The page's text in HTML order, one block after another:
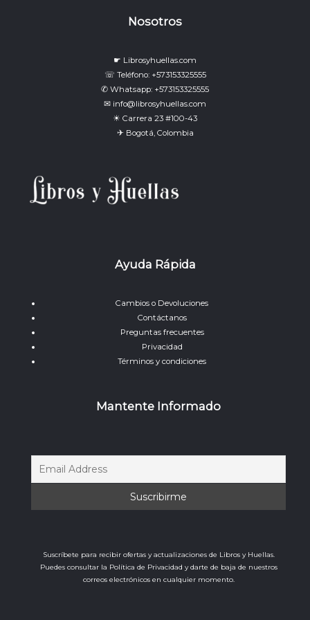
Nosotros
☛ Librosyhuellas.com
☏ Teléfono: +573153325555
✆ Whatsapp: +573153325555
✉ info@librosyhuellas.com
☀ Carrera 23 #100-43
✈ Bogotá, Colombia
Ayuda Rápida
Cambios o Devoluciones
Contáctanos
Preguntas frecuentes
Privacidad
Términos y condiciones
Mantente Informado
Suscríbete para recibir ofertas y actualizaciones de Libros y Huellas.
Puedes consultar la Política de Privacidad y darte de baja de nuestros
correos electrónicos en cualquier momento.